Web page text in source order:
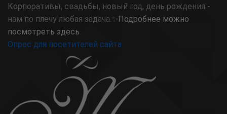
Корпоративы, свадьбы, новый год, день рождения -
нам по плечу любая задача.✨Подробнее можно
посмотреть здесь
Опрос для посетителей сайта